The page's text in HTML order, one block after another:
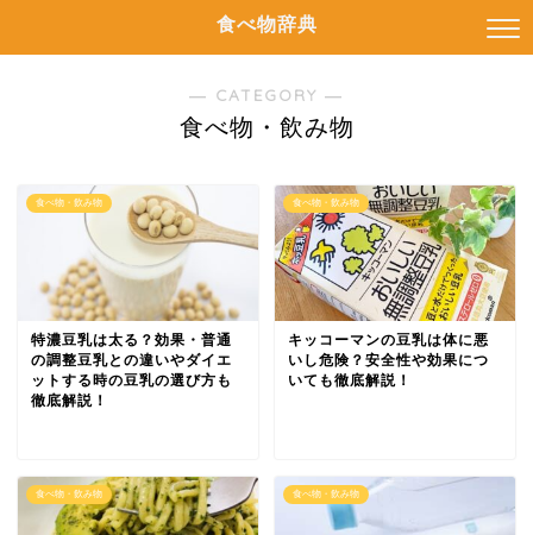
食べ物辞典
― CATEGORY ―
食べ物・飲み物
食べ物・飲み物
特濃豆乳は太る？効果・普通
の調整豆乳との違いやダイエ
ットする時の豆乳の選び方も
徹底解説！
食べ物・飲み物
キッコーマンの豆乳は体に悪
いし危険？安全性や効果につ
いても徹底解説！
食べ物・飲み物 食べ物・飲み物